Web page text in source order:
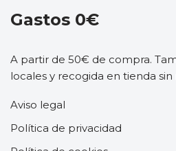
Gastos 0€
A partir de 50€ de compra.
locales y recogida en tienda
Aviso legal
Política de privacidad